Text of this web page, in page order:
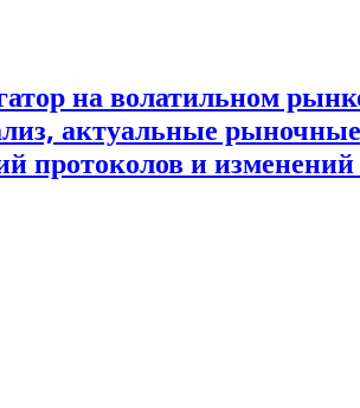
на волатильном
актуальные
протоколов и